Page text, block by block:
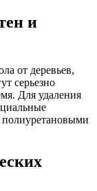
и
от деревьев,
серьезно
Для удаления
полиуретановыми